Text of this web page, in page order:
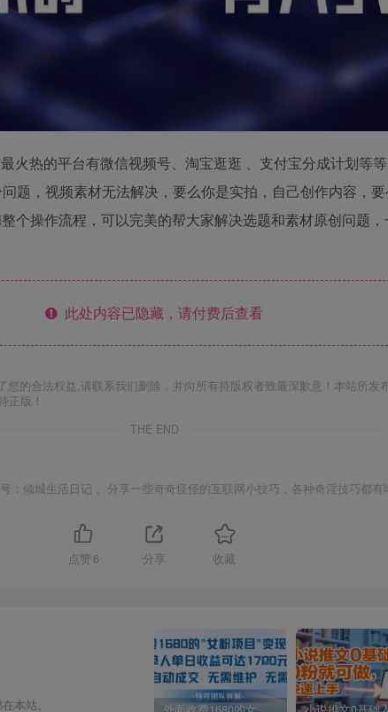
火热的平台有微信视频号、淘宝逛逛 、支付宝分成计划等
题，视频素材无法解决，要么你是实拍，自己创作内容，
个操作流程，可以完美的帮大家解决选题和素材原创问题
此处内容已隐藏，请付费后查看
的合法权益,请联系我们删除，并向所有持版权者致最深歉意！本站所
正版！
THE END
：倾城生活日记 。分享一些奇奇怪怪的互联网小技巧，各种奇淫技巧都有
点赞 6 分享 收藏
本站。